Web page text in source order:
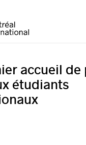
accueil de
étudiants